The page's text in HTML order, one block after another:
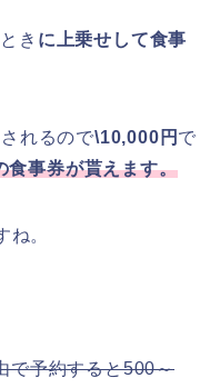
き に上乗せして食事
れるので\10,000円 で
食事券が貰えます。
。
で予約すると500～